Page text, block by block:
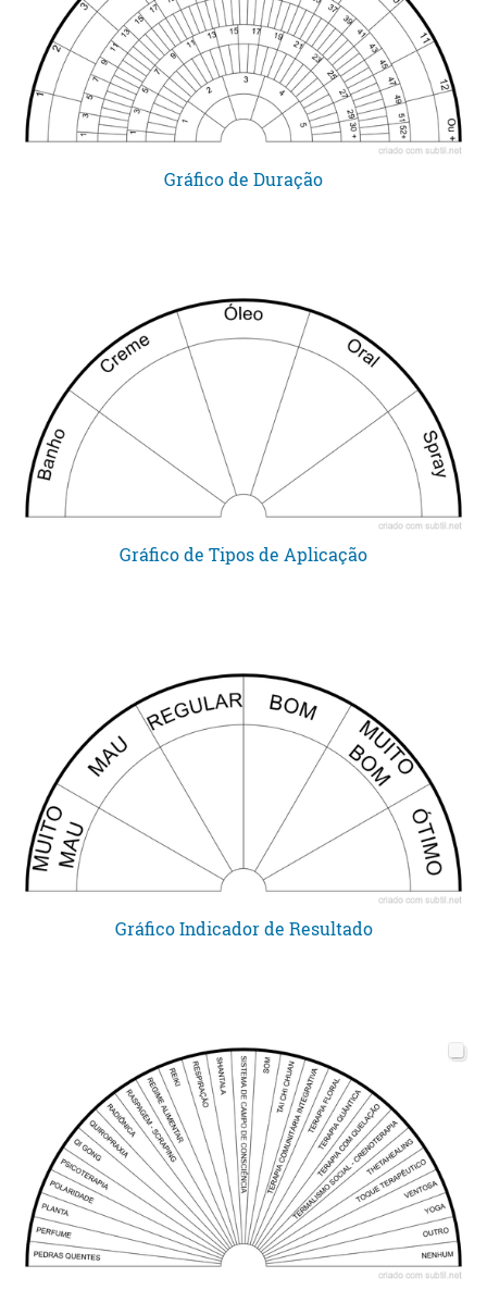
Gráfico de Duração
Gráfico de Tipos de Aplicação
Gráfico Indicador de Resultado